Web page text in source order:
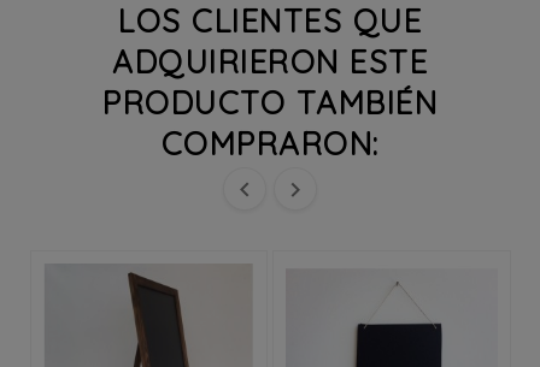
LOS CLIENTES QUE
ADQUIRIERON ESTE
PRODUCTO TAMBIÉN
COMPRARON:
 